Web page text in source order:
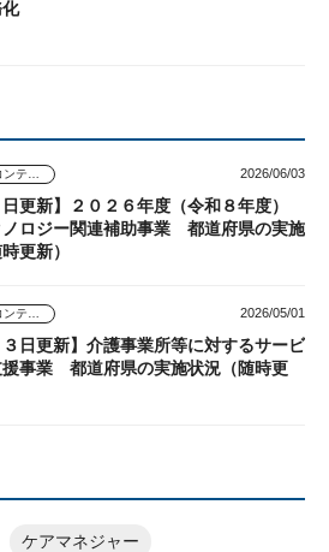
2026/06/03
日更新】２０２６年度（令和８年度）
ノロジー関連補助事業 都道府県の実施
更新）
2026/05/01
３日更新】介護事業所等に対するサービ
援事業 都道府県の実施状況（随時更
ケアマネジャー